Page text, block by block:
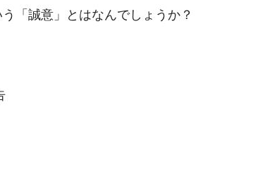
スーパーリーグとは？
「誠意」とはなんでしょうか？